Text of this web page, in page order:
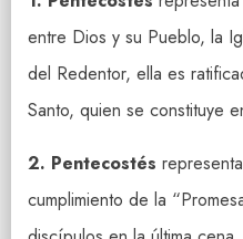
entre Dios y su Pueblo, la
del Redentor, ella es
Santo, quien se constituye
2. Pentecostés
cumplimiento de la